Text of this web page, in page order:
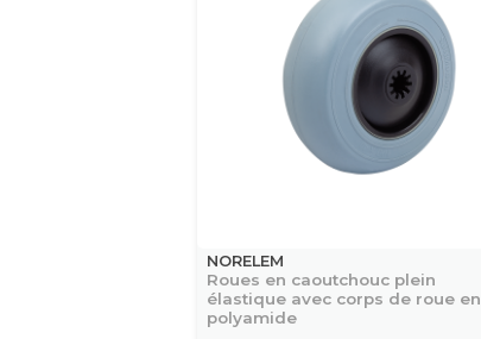
NORELEM
Roues en caoutchouc plein
élastique avec corps de roue en
polyamide